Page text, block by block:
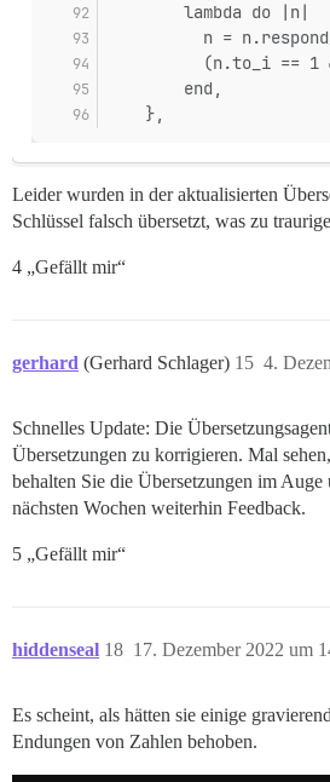
        lambda do |n|
n =
(n.to_i == 1
        end,
    },
Leider wurden in der aktualisierten
Schlüssel falsch übersetzt, was zu
4 „Gefällt mir“
gerhard (Gerhard Schlager) 4.
15
Schnelles Update: Die
Übersetzungen zu korrigieren. Mal
behalten Sie die Übersetzungen im Auge
nächsten Wochen weiterhin Feedback.
5 „Gefällt mir“
hiddenseal 17. Dezember 2022 um
18
Es scheint, als hätten sie einige
Endungen von Zahlen behoben.